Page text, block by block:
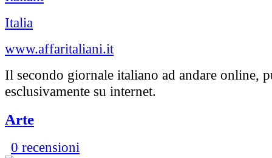
Italia
www.affaritaliani.it
Il secondo giornale italiano ad andare online,
esclusivamente su internet.
Arte
0 recensioni